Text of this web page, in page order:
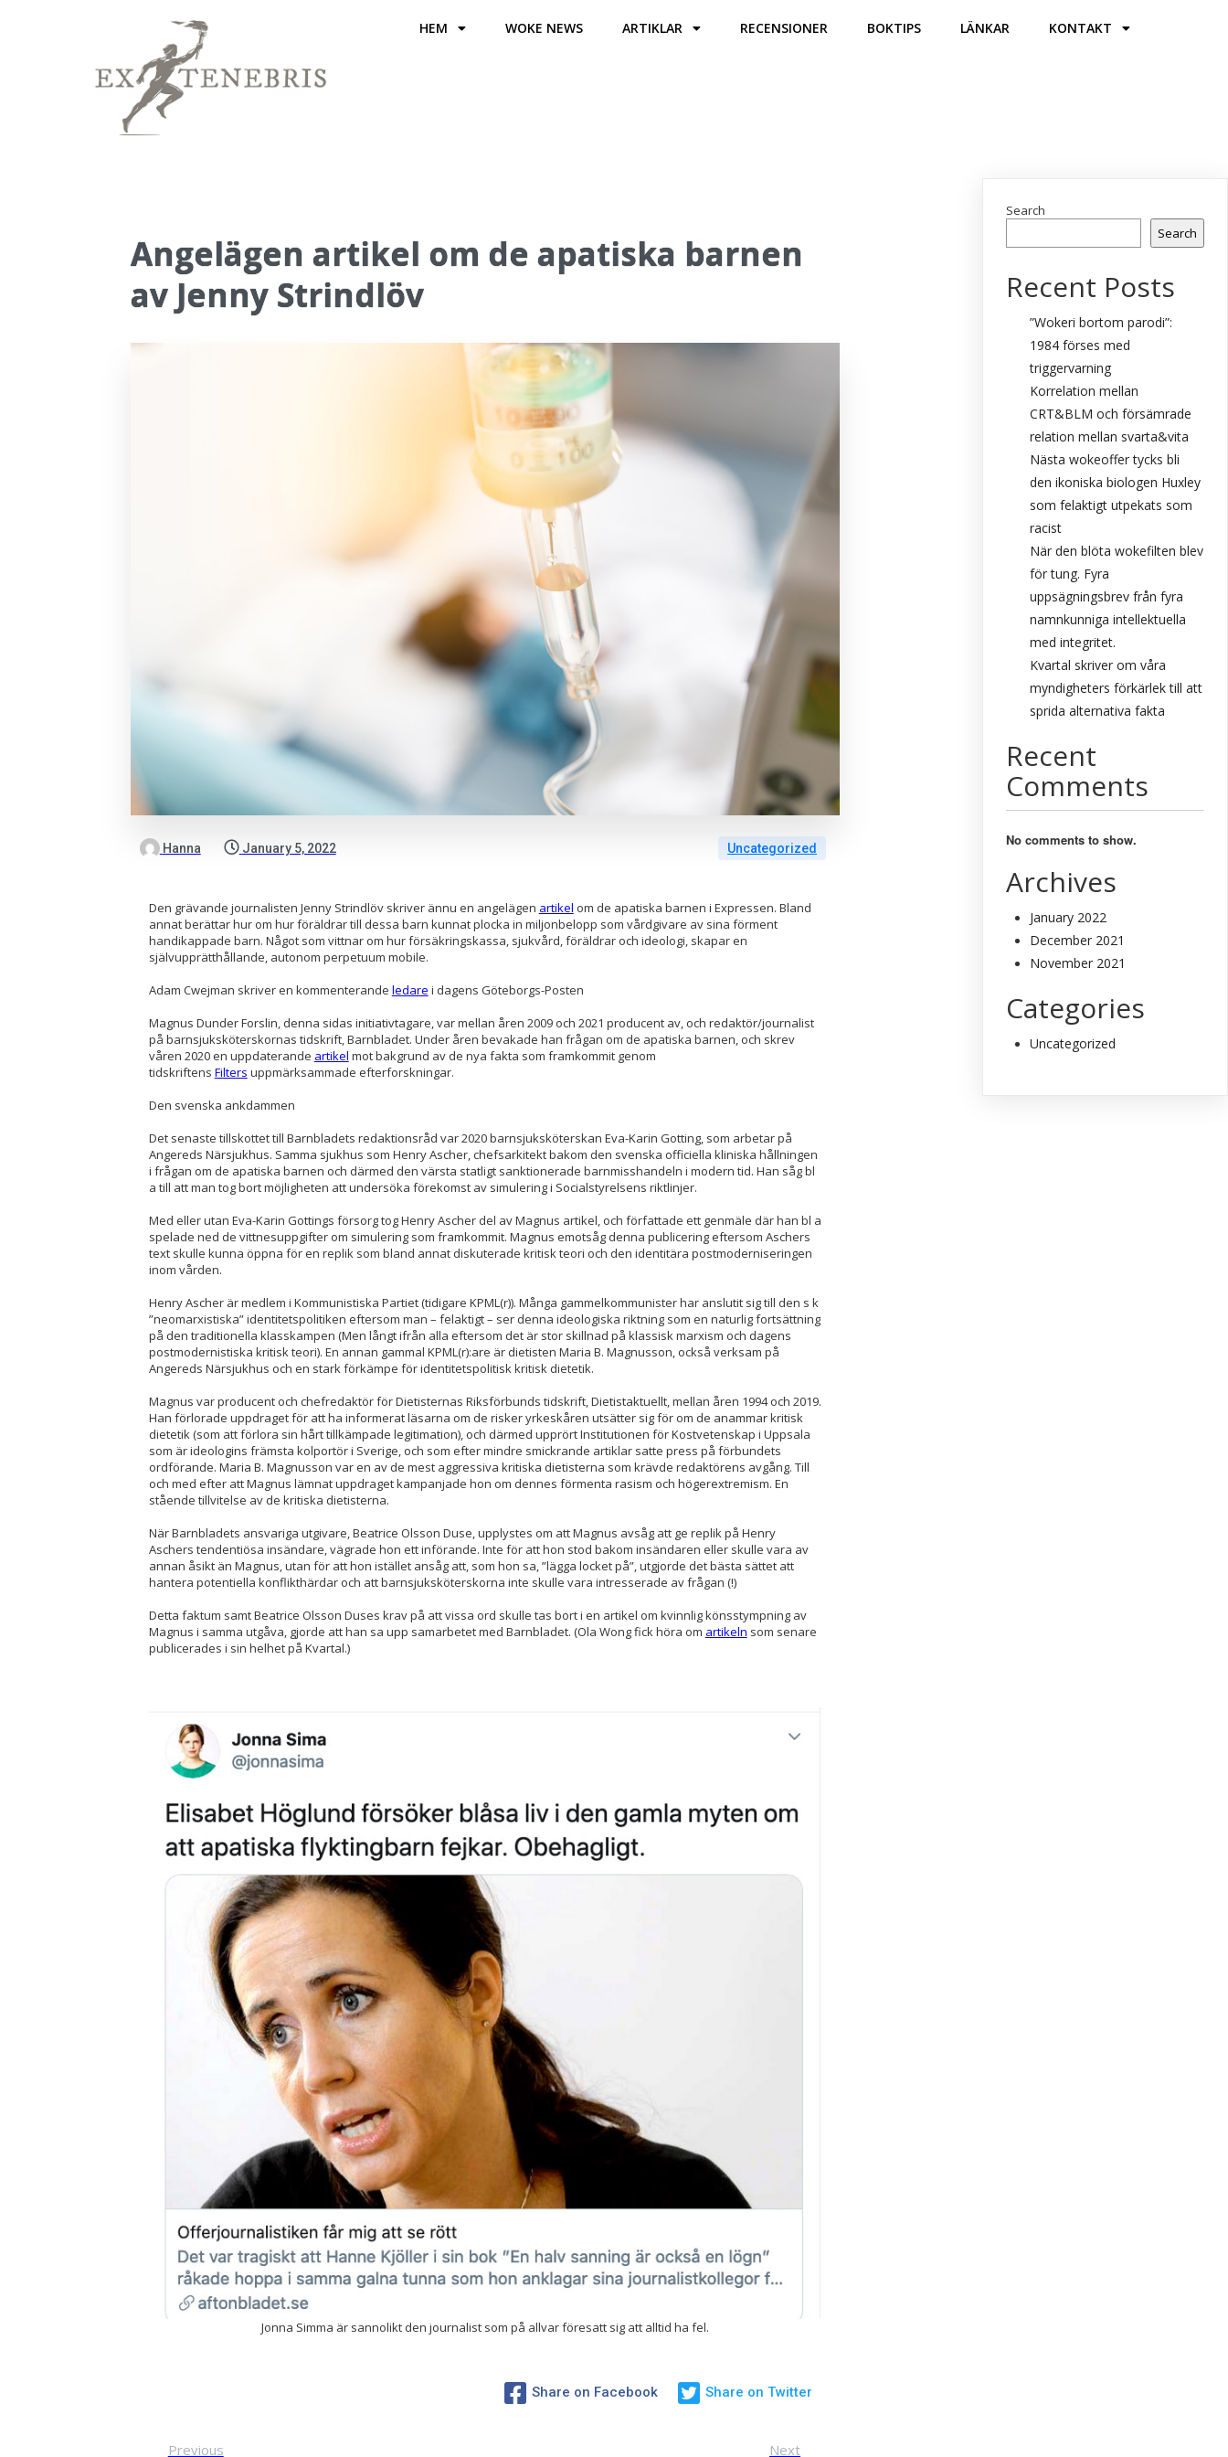
HEM WOKE NEWS ARTIKLAR RECENSIONER BOKTIPS LÄNKAR KONTAKT
Angelägen artikel om de apatiska barnen
av Jenny Strindlöv
Hanna January 5, 2022 Uncategorized
Den grävande journalisten Jenny Strindlöv skriver ännu en angelägen artikel om de apatiska barnen i Expressen. Bland
annat berättar hur om hur föräldrar till dessa barn kunnat plocka in miljonbelopp som vårdgivare av sina förment
handikappade barn. Något som vittnar om hur försäkringskassa, sjukvård, föräldrar och ideologi, skapar en
självupprätthållande, autonom perpetuum mobile.
Adam Cwejman skriver en kommenterande ledare i dagens Göteborgs-Posten
Magnus Dunder Forslin, denna sidas initiativtagare, var mellan åren 2009 och 2021 producent av, och redaktör/journalist
på barnsjuksköterskornas tidskrift, Barnbladet. Under åren bevakade han frågan om de apatiska barnen, och skrev
våren 2020 en uppdaterande artikel mot bakgrund av de nya fakta som framkommit genom
tidskriftens Filters uppmärksammade efterforskningar.
Den svenska ankdammen
Det senaste tillskottet till Barnbladets redaktionsråd var 2020 barnsjuksköterskan Eva-Karin Gotting, som arbetar på
Angereds Närsjukhus. Samma sjukhus som Henry Ascher, chefsarkitekt bakom den svenska officiella kliniska hållningen
i frågan om de apatiska barnen och därmed den värsta statligt sanktionerade barnmisshandeln i modern tid. Han såg bl
a till att man tog bort möjligheten att undersöka förekomst av simulering i Socialstyrelsens riktlinjer.
Med eller utan Eva-Karin Gottings försorg tog Henry Ascher del av Magnus artikel, och författade ett genmäle där han bl a
spelade ned de vittnesuppgifter om simulering som framkommit. Magnus emotsåg denna publicering eftersom Aschers
text skulle kunna öppna för en replik som bland annat diskuterade kritisk teori och den identitära postmoderniseringen
inom vården.
Henry Ascher är medlem i Kommunistiska Partiet (tidigare KPML(r)). Många gammelkommunister har anslutit sig till den s k
”neomarxistiska” identitetspolitiken eftersom man – felaktigt – ser denna ideologiska riktning som en naturlig fortsättning
på den traditionella klasskampen (Men långt ifrån alla eftersom det är stor skillnad på klassisk marxism och dagens
postmodernistiska kritisk teori). En annan gammal KPML(r):are är dietisten Maria B. Magnusson, också verksam på
Angereds Närsjukhus och en stark förkämpe för identitetspolitisk kritisk dietetik.
Magnus var producent och chefredaktör för Dietisternas Riksförbunds tidskrift, Dietistaktuellt, mellan åren 1994 och 2019.
Han förlorade uppdraget för att ha informerat läsarna om de risker yrkeskåren utsätter sig för om de anammar kritisk
dietetik (som att förlora sin hårt tillkämpade legitimation), och därmed upprört Institutionen för Kostvetenskap i Uppsala
som är ideologins främsta kolportör i Sverige, och som efter mindre smickrande artiklar satte press på förbundets
ordförande. Maria B. Magnusson var en av de mest aggressiva kritiska dietisterna som krävde redaktörens avgång. Till
och med efter att Magnus lämnat uppdraget kampanjade hon om dennes förmenta rasism och högerextremism. En
stående tillvitelse av de kritiska dietisterna.
När Barnbladets ansvariga utgivare, Beatrice Olsson Duse, upplystes om att Magnus avsåg att ge replik på Henry
Aschers tendentiösa insändare, vägrade hon ett införande. Inte för att hon stod bakom insändaren eller skulle vara av
annan åsikt än Magnus, utan för att hon istället ansåg att, som hon sa, ”lägga locket på”, utgjorde det bästa sättet att
hantera potentiella konflikthärdar och att barnsjuksköterskorna inte skulle vara intresserade av frågan (!)
Detta faktum samtBeatrice Olsson Duses krav på att vissa ord skulle tas bort i en artikel om kvinnlig könsstympning av
Magnus i samma utgåva, gjorde att han sa upp samarbetet med Barnbladet. (Ola Wong fick höra om artikeln som senare
publicerades i sin helhet på Kvartal.)
Jonna Simma är sannolikt den journalist som på allvar föresatt sig att alltid ha fel.
Share on Facebook Share on Twitter
Previous Next
Search
Search
Recent Posts
”Wokeri bortom parodi”:
1984 förses med
triggervarning
Korrelation mellan
CRT&BLM och försämrade
relation mellan svarta&vita
Nästa wokeoffer tycks bli
den ikoniska biologen Huxley
som felaktigt utpekats som
racist
När den blöta wokefilten blev
för tung. Fyra
uppsägningsbrev från fyra
namnkunniga intellektuella
med integritet.
Kvartal skriver om våra
myndigheters förkärlek till att
sprida alternativa fakta
Recent
Comments
No comments to show.
Archives
January 2022
December 2021
November 2021
Categories
Uncategorized